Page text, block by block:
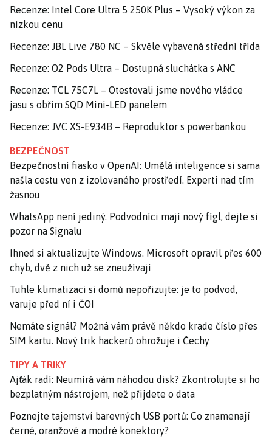
Recenze: Intel Core Ultra 5 250K Plus – Vysoký výkon za
nízkou cenu
Recenze: JBL Live 780 NC – Skvěle vybavená střední třída
Recenze: O2 Pods Ultra – Dostupná sluchátka s ANC
Recenze: TCL 75C7L – Otestovali jsme nového vládce
jasu s obřím SQD Mini-LED panelem
Recenze: JVC XS-E934B – Reproduktor s powerbankou
BEZPEČNOST
Bezpečnostní fiasko v OpenAI: Umělá inteligence si sama
našla cestu ven z izolovaného prostředí. Experti nad tím
žasnou
WhatsApp není jediný. Podvodníci mají nový fígl, dejte si
pozor na Signalu
Ihned si aktualizujte Windows. Microsoft opravil přes 600
chyb, dvě z nich už se zneužívají
Tuhle klimatizaci si domů nepořizujte: je to podvod,
varuje před ní i ČOI
Nemáte signál? Možná vám právě někdo krade číslo přes
SIM kartu. Nový trik hackerů ohrožuje i Čechy
TIPY A TRIKY
Ajťák radí: Neumírá vám náhodou disk? Zkontrolujte si ho
bezplatným nástrojem, než přijdete o data
Poznejte tajemství barevných USB portů: Co znamenají
černé, oranžové a modré konektory?